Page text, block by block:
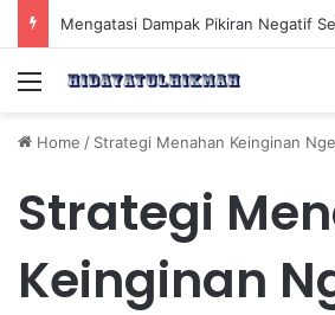
Menu
Home / Strategi Menahan Keinginan
Strategi
Keinginan